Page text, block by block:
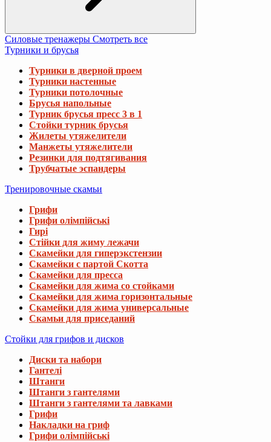
Силовые тренажеры Смотреть все
Турники и брусья
Турники в дверной проем
Турники настенные
Турники потолочные
Брусья напольные
Турник брусья пресс 3 в 1
Стойки турник брусья
Жилеты утяжелители
Манжеты утяжелители
Резинки для подтягивания
Трубчатые эспандеры
Тренировочные скамьи
Грифи
Грифи олімпійські
Гирі
Стійки для жиму лежачи
Скамейки для гиперэкстензии
Скамейки с партой Скотта
Скамейки для пресса
Скамейки для жима со стойками
Скамейки для жима горизонтальные
Скамейки для жима универсальные
Скамьи для приседаний
Стойки для грифов и дисков
Диски та набори
Гантелі
Штанги
Штанги з гантелями
Штанги з гантелями та лавками
Грифи
Накладки на гриф
Грифи олімпійські